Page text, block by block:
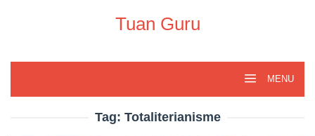
Tuan Guru
MENU
Tag: Totaliterianisme